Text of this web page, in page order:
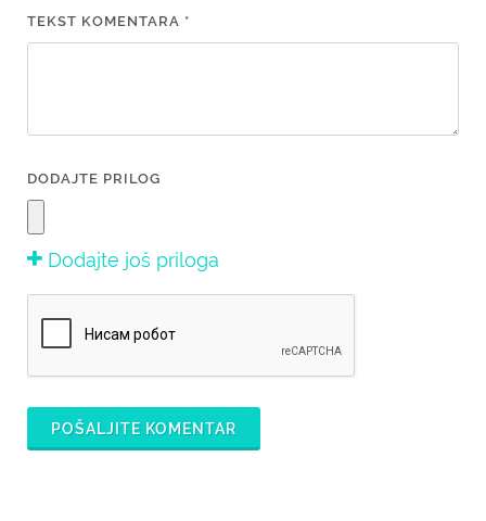
TEKST KOMENTARA *
DODAJTE PRILOG
Dodajte još priloga
POŠALJITE KOMENTAR